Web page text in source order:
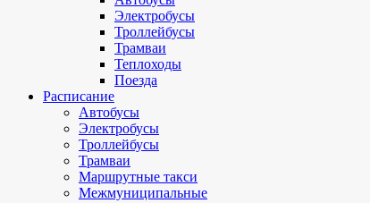
Электробусы
Троллейбусы
Трамваи
Теплоходы
Поезда
Расписание
Автобусы
Электробусы
Троллейбусы
Трамваи
Маршрутные такси
Межмуниципальные